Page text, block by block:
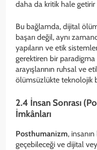
daha da kritik hale getirir
Bu bağlamda, dijital
başarı değil, aynı
yapıların ve etik
gerektiren bir
arayışlarının ruhsal ve
ölümsüzlükte teknolojik
2.4 İnsan Sonrası
İmkânları
Posthumanizm,
geçebileceği ve dijital